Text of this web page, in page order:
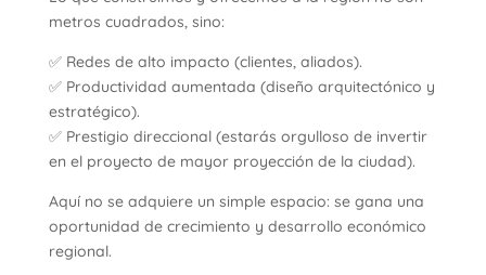
metros cuadrados, sino:
✅ Redes de alto impacto (clientes, aliados).
✅ Productividad aumentada (diseño arquitectónico y
estratégico).
✅ Prestigio direccional (estarás orgulloso de invertir
en el proyecto de mayor proyección de la ciudad).
Aquí no se adquiere un simple espacio: se gana una
oportunidad de crecimiento y desarrollo económico
regional.